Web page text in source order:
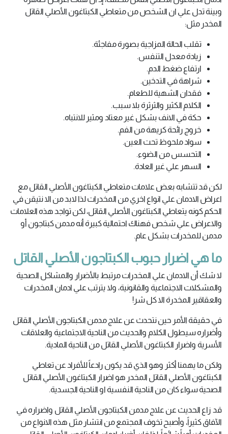
وبينة تدل علي ان الشخص من متعاطي الكبتاغون الأصلي القاتل
المخدر مثل:
تقلب الحالة المزاجية بصورة مفاجئة.
زيادة معدل التنفس.
ارتفاع ضغط الدم.
شراهة في التدخين.
فقدان الشهية للطعام.
الكلام الكثير والثرثرة بلا سبب.
حكة في الانف بشكل غير معتاد ومثير للانتباه.
خروج رائحة كريهة من الفم.
سواد ملحوظ تحت العين.
التحسس من الضوء.
السهر علي غير العادة.
لكن قد تتشابه بعض علامات متعاطي الكبتاغون الأصلي القاتل مع
اعراض الادمان علي انواع اخري من المخدرات لذا لابد من الا نتيقن في
الحكم كونه يتعاطي الكبتاغون الأصلي القاتل، لكن تواجد هذه العلامات
والاعراض علي شخص فهناك احتمالية كبيرة أنه مدمن كبتاجون أو
مدمن للمخدرات بشكل عام.
ما هي اضرار حبوب الكبتاجون الأصلي القاتل
لا شك أن الادمان علي المخدرات مرتبط بالأضرار والمشاكل الصحية
والمشكلات الاجتماعية والقانونية، ولا يترتب علي ادمان المخدرات
والعقاقير المخدرة الا كل شر!
في حقيقة الأمر حين نتحدث عن علاج مدمن الكبتاجون الأصلي القاتل
وأضراره سيطول الكلام والحديث من الناحية الاجتماعية والعلاقات
الأسرية واضرار الكبتاغون الأصلي القاتل من الناحية المادية.
ولكن ما يهمنا أكثر وهو الذي قد يكون رادعاً للأفراد عن تعاطي
الكبتاغون الأصلي القاتل المخدر هو اضرار الكبتاغون الأصلي القاتل
الصحية سواء كان من الناحية النفسية او الناحية الجسدية.
قد زاع الحديث عن علاج مدمن الكبتاجون الأصلي القاتل واضراره في
الآفاق كثيراً، وأصبح تخوف المجتمع من انتشار مثل هذه الانواع من